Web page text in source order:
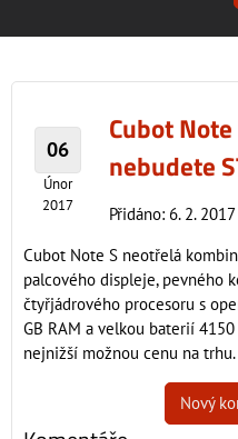
06
Únor
2017
Cubot
nebudete
Přidáno: 6. 2.
Cubot Note S neotřelá
palcového displeje, pevného
čtyřjádrového procesoru s
GB RAM a velkou baterií 4150
nejnižší možnou cenu na trhu.
Nový